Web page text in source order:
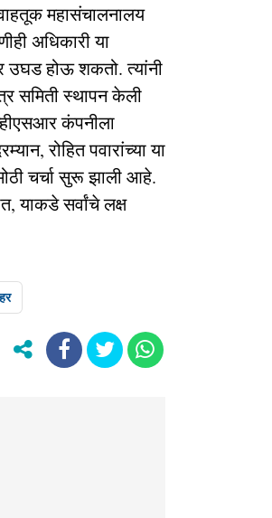
वाहतूक महासंचालनालय
अधिकारी या
होऊ शकतो. त्यांनी
समिती स्थापन केली
कंपनीला
रोहित पवारांच्या या
चर्चा सुरू झाली आहे.
याकडे सर्वांचे लक्ष